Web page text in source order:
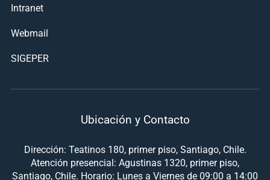
Intranet
Webmail
SIGEPER
Ubicación y Contacto
Dirección: Teatinos 180, primer piso, Santiago, Chile.
Atención presencial: Agustinas 1320, primer piso,
Santiago, Chile. Horario: Lunes a Viernes de 09:00 a 14:00